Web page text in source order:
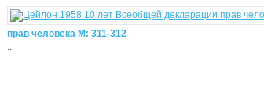
прав человека М: 311-312
..